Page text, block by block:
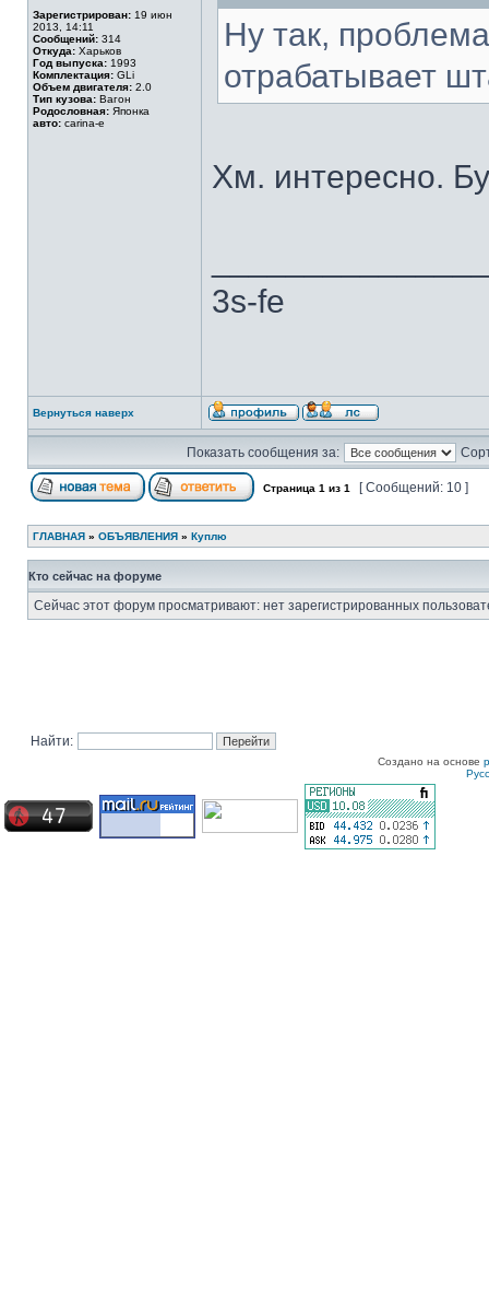
Зарегистрирован: 19 июн
2013, 14:11
Сообщений: 314
Откуда: Харьков
Год выпуска: 1993
Комплектация: GLi
Объем двигателя: 2.0
Тип кузова: Вагон
Родословная: Японка
авто: carina-e
Ну так,
отрабатывает
Хм. интересно.
3s-fe
Вернуться наверх
Показать сообщения за:
Страница 1 из 1 [ Сообщений: 10 ]
ГЛАВНАЯ » ОБЪЯВЛЕНИЯ » Куплю
Кто сейчас на форуме
Сейчас этот форум просматривают: нет зарегистрированных
Найти:
Создано на основе